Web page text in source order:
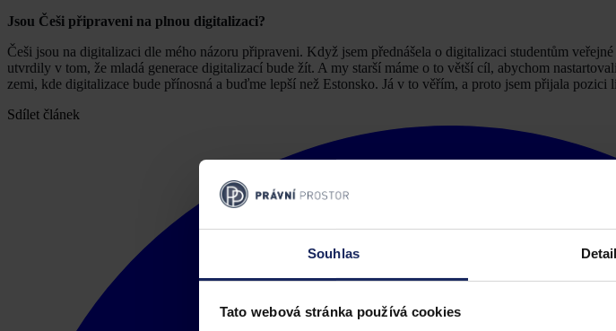
Souhlas
Tato webová stránka používá cookies
Jsou Češi připraveni na plnou digitalizaci?
Češi jsou na digitalizaci dle mého názoru připraveni. Když jsem přednášela o digitalizaci studentům
utvrdily v tom, že mladá generace digitalizací bude žít. A my starší máme o to větší cíl, abychom
zemi, kde digitalizace bude přínosná a buďme lepší než Estonsko. Já v to věřím, a proto jsem přijala
Sdílet článek